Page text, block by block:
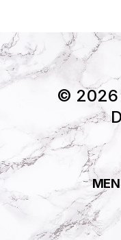
© 2026